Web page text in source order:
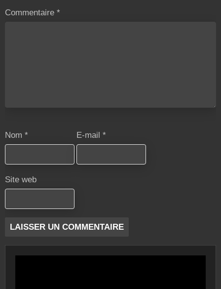
Commentaire *
Nom * E-mail *
Site web